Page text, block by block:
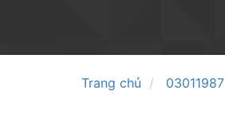
Trang chủ 03011987